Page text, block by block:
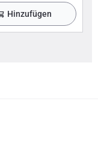
Hinzufügen